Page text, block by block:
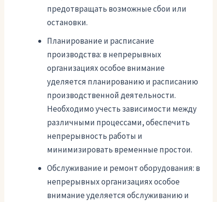
предотвращать возможные сбои или
остановки.
Планирование и расписание
производства: в непрерывных
организациях особое внимание
уделяется планированию и расписанию
производственной деятельности.
Необходимо учесть зависимости между
различными процессами, обеспечить
непрерывность работы и
минимизировать временные простои.
Обслуживание и ремонт оборудования: в
непрерывных организациях особое
внимание уделяется обслуживанию и